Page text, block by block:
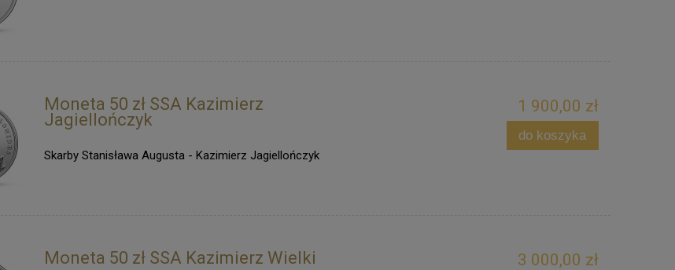
Moneta 50 zł SSA Kazimierz
Jagiellończyk
Skarby Stanisława Augusta - Kazimierz Jagiellończyk
1 900,00 zł
do koszyka
Moneta 50 zł SSA Kazimierz Wielki 3 000,00 zł